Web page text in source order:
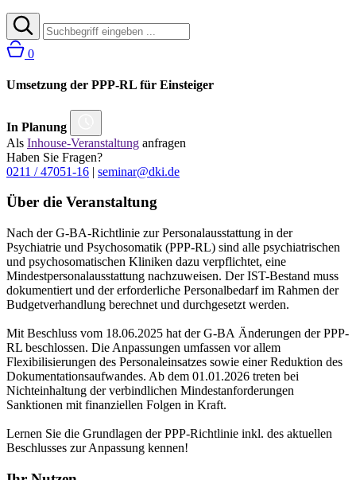
0
Umsetzung der PPP-RL für Einsteiger
In Planung
Als Inhouse-Veranstaltung anfragen
Haben Sie Fragen?
0211 / 47051-16 | seminar@dki.de
Über die Veranstaltung
Nach der G-BA-Richtlinie zur Personalausstattung in der
Psychiatrie und Psychosomatik (PPP-RL) sind alle psychiatrischen
und psychosomatischen Kliniken dazu verpflichtet, eine
Mindestpersonalausstattung nachzuweisen. Der IST-Bestand muss
dokumentiert und der erforderliche Personalbedarf im Rahmen der
Budgetverhandlung berechnet und durchgesetzt werden.
Mit Beschluss vom 18.06.2025 hat der G-BA Änderungen der PPP-
RL beschlossen. Die Anpassungen umfassen vor allem
Flexibilisierungen des Personaleinsatzes sowie einer Reduktion des
Dokumentationsaufwandes. Ab dem 01.01.2026 treten bei
Nichteinhaltung der verbindlichen Mindestanforderungen
Sanktionen mit finanziellen Folgen in Kraft.
Lernen Sie die Grundlagen der PPP-Richtlinie inkl. des aktuellen
Beschlusses zur Anpassung kennen!